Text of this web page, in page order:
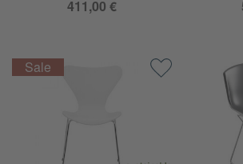
411,00 €